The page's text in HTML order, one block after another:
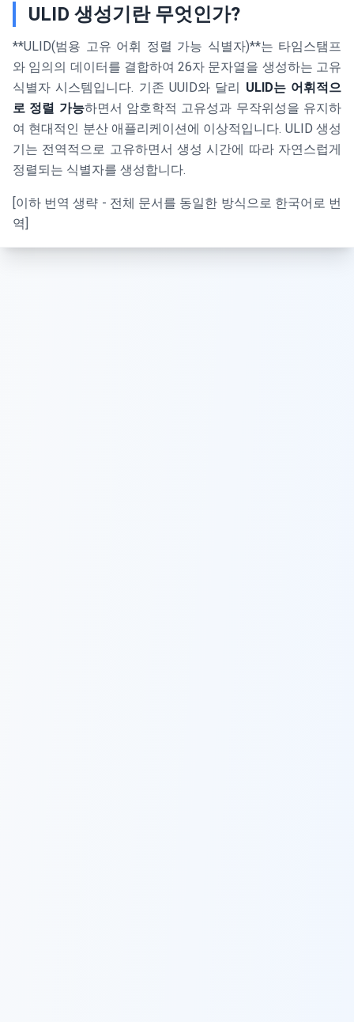
ULID 생성기란 무엇인가?
**ULID(범용 고유 어휘 정렬 가능 식별자)**는 타임스탬프
와 임의의 데이터를 결합하여 26자 문자열을 생성하는 고유
식별자 시스템입니다. 기존 UUID와 달리 ULID는 어휘적으
로 정렬 가능하면서 암호학적 고유성과 무작위성을 유지하
여 현대적인 분산 애플리케이션에 이상적입니다. ULID 생성
기는 전역적으로 고유하면서 생성 시간에 따라 자연스럽게
정렬되는 식별자를 생성합니다.
[이하 번역 생략 - 전체 문서를 동일한 방식으로 한국어로 번
역]